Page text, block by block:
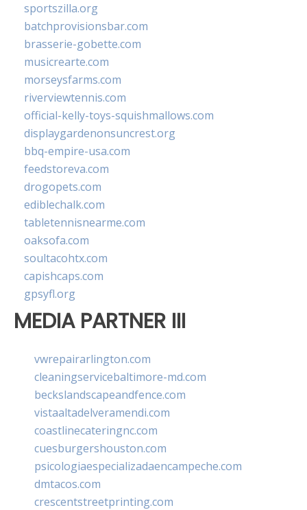
sportszilla.org
batchprovisionsbar.com
brasserie-gobette.com
musicrearte.com
morseysfarms.com
riverviewtennis.com
official-kelly-toys-squishmallows.com
displaygardenonsuncrest.org
bbq-empire-usa.com
feedstoreva.com
drogopets.com
ediblechalk.com
tabletennisnearme.com
oaksofa.com
soultacohtx.com
capishcaps.com
gpsyfl.org
MEDIA PARTNER III
vwrepairarlington.com
cleaningservicebaltimore-md.com
beckslandscapeandfence.com
vistaaltadelveramendi.com
coastlinecateringnc.com
cuesburgershouston.com
psicologiaespecializadaencampeche.com
dmtacos.com
crescentstreetprinting.com